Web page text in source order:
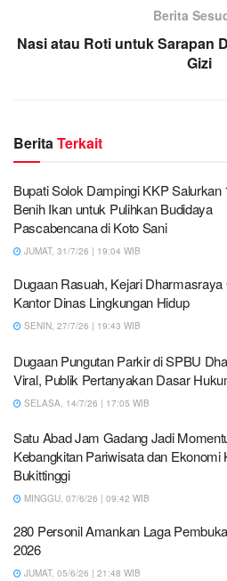
Berita
Nasi atau Roti untuk Sarapan
Gizi
BeritaTerkait
Bupati Solok Dampingi KKP Salurkan
Benih Ikan untuk Pulihkan Budidaya
Pascabencana di Koto Sani
JUMAT, 31/7/26 | 19:04 WIB
Dugaan Rasuah, Kejari Dharmasraya
Kantor Dinas Lingkungan Hidup
SENIN, 27/7/26 | 19:43 WIB
Dugaan Pungutan Parkir di SPBU
Viral, Publik Pertanyakan Dasar
SELASA, 14/7/26 | 17:05 WIB
Satu Abad Jam Gadang Jadi
Kebangkitan Pariwisata dan Ekonomi
Bukittinggi
MINGGU, 07/6/26 | 09:42 WIB
280 Personil Amankan Laga
2026
JUMAT, 05/6/26 | 21:48 WIB